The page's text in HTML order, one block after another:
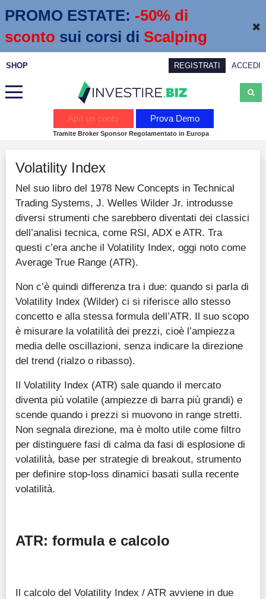
PROMO ESTATE: -50% di
sconto sui corsi di Scalping
SHOP REGISTRATI ACCEDI
Calendario economico
Webinar
Servizi
Trading
Education
Guide
Quotazioni
Conto IG
Guru Monitor
Altro
Apri un conto Prova Demo
Tramite Broker Sponsor Regolamentato in Europa
Volatility Index
Nel suo libro del 1978 New Concepts in Technical
Trading Systems, J. Welles Wilder Jr. introdusse
diversi strumenti che sarebbero diventati dei classici
dell’analisi tecnica, come RSI, ADX e ATR. Tra
questi c’era anche il Volatility Index, oggi noto come
Average True Range (ATR).
Non c’è quindi differenza tra i due: quando si parla di
Volatility Index (Wilder) ci si riferisce allo stesso
concetto e alla stessa formula dell’ATR. Il suo scopo
è misurare la volatilità dei prezzi, cioè l’ampiezza
media delle oscillazioni, senza indicare la direzione
del trend (rialzo o ribasso).
Il Volatility Index (ATR) sale quando il mercato
diventa più volatile (ampiezze di barra più grandi) e
scende quando i prezzi si muovono in range stretti.
Non segnala direzione, ma è molto utile come filtro
per distinguere fasi di calma da fasi di esplosione di
volatilità, base per strategie di breakout, strumento
per definire stop-loss dinamici basati sulla recente
volatilità.
ATR: formula e calcolo
Il calcolo del Volatility Index / ATR avviene in due